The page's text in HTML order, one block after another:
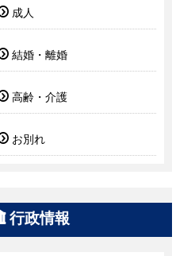
成人
結婚・離婚
高齢・介護
お別れ
行政情報